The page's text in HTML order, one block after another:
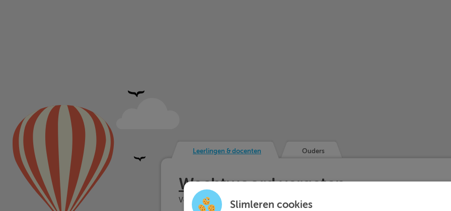
Leerlingen & docenten Ouders
Wachtwoord vergeten
Voor leerlingen en docentenSlimleren cookies